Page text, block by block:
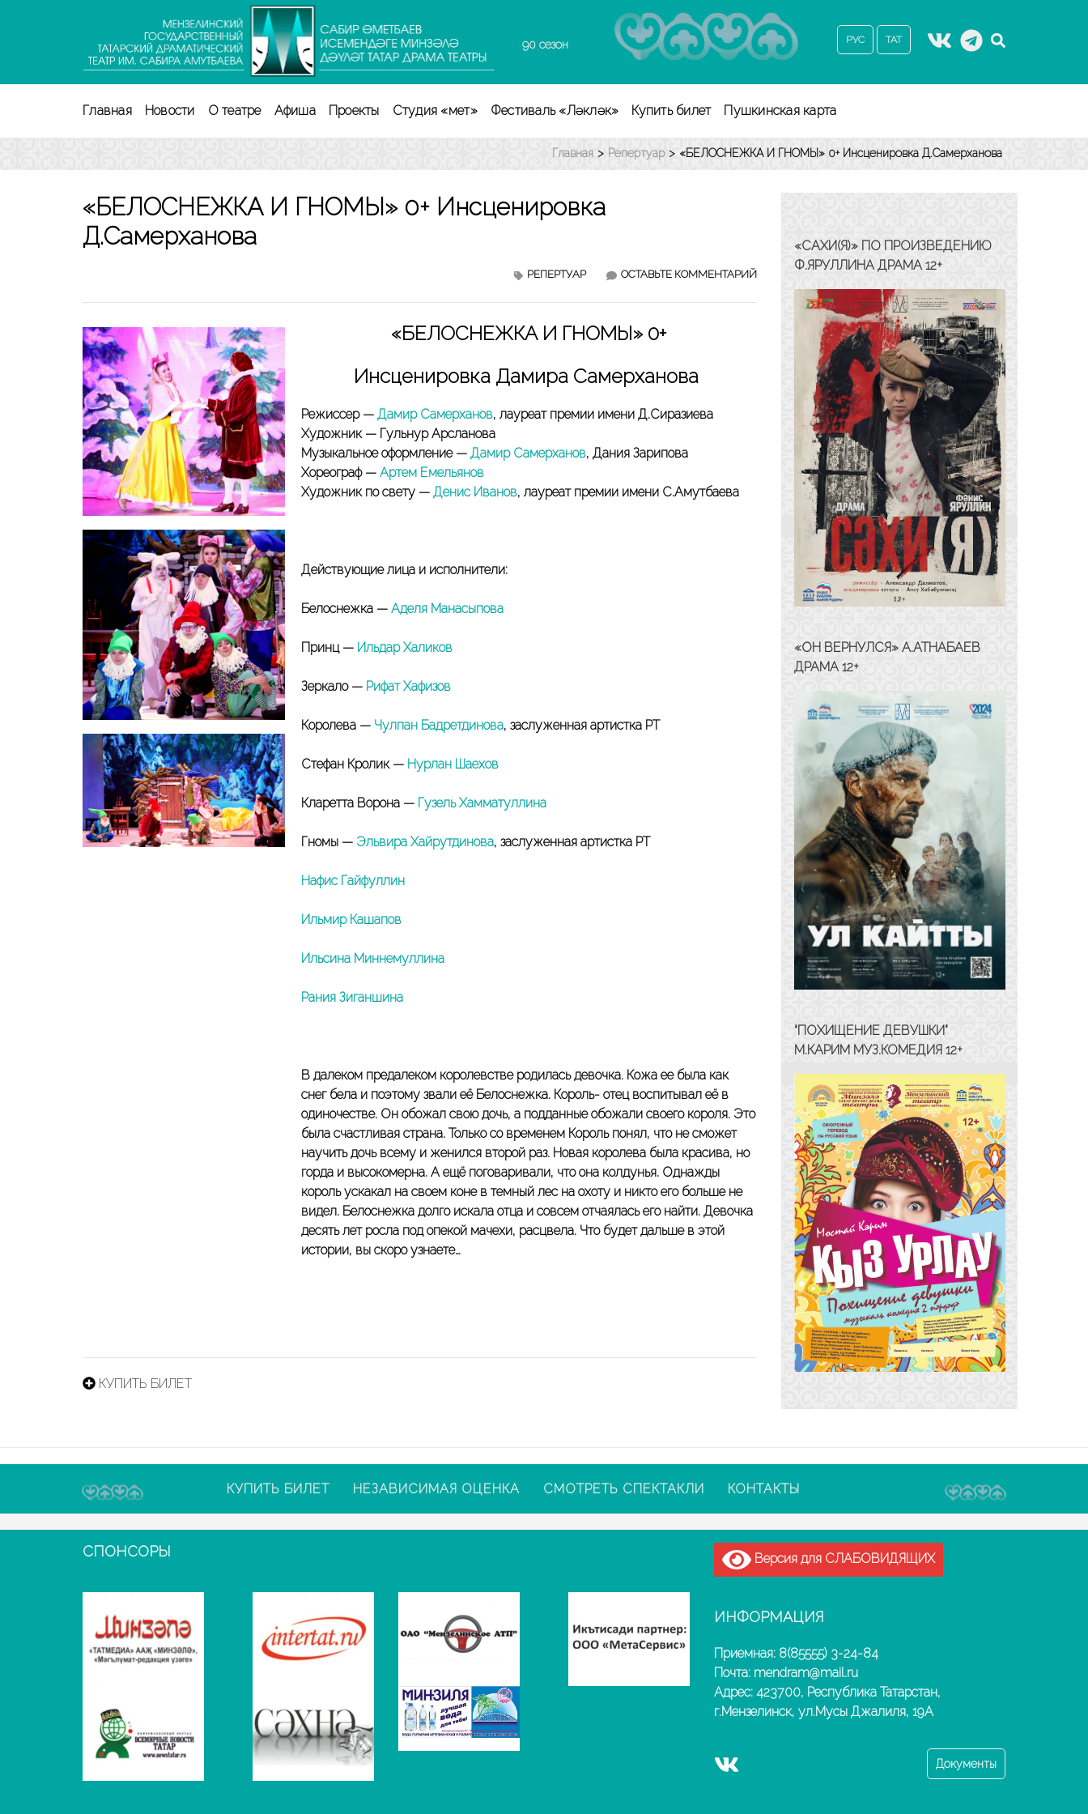
Enter)
90 сезон РУС ТАТ
Главная Новости О театре Афиша Проекты Студия «Өмет» Фестиваль «Ләкләк» Купить билет Пушкинская карта
Главная > Репертуар > «БЕЛОСНЕЖКА И ГНОМЫ» 0+ Инсценировка Д.Самерханова
«БЕЛОСНЕЖКА И ГНОМЫ» 0+ Инсценировка
Д.Самерханова
ОСТАВЬТЕ КОММЕНТАРИЙ«БЕЛОСНЕЖКА
ИНСЦЕНИРОВКА
Д.САМЕРХАНОВА
РЕПЕРТУАР
«БЕЛОСНЕЖКА И ГНОМЫ» 0+
Инсценировка Дамира Самерханова
Режиссер — Дамир Самерханов, лауреат премии имени Д.Сиразиева
Художник — Гульнур Арсланова
Музыкальное оформление —Дамир Самерханов, Дания Зарипова
Хореограф — Артем Емельянов
Художник по свету — Денис Иванов, лауреат премии имени С.Амутбаева
Действующие лица и исполнители:
Белоснежка — Аделя Манасыпова
Принц — Ильдар Халиков
Зеркало — Рифат Хафизов
Королева — Чулпан Бадретдинова, заслуженная артистка РТ
Стефан Кролик — Нурлан Шаехов
Кларетта Ворона — Гузель Хамматуллина
Гномы — Эльвира Хайрутдинова, заслуженная артистка РТ
Нафис Гайфуллин
Ильмир Кашапов
Ильсина Миннемуллина
Рания Зиганшина
В далеком предалеком королевстве родилась девочка. Кожа ее была как
снег бела и поэтому звали её Белоснежка. Король- отец воспитывал её в
одиночестве. Он обожал свою дочь, а подданные обожали своего короля. Это
была счастливая страна. Только со временем Король понял, что не сможет
научить дочь всему и женился второй раз. Новая королева была красива, но
горда и высокомерна. А ещё поговаривали, что она колдунья. Однажды
король ускакал на своем коне в темный лес на охоту и никто его больше не
видел. Белоснежка долго искала отца и совсем отчаялась его найти. Девочка
десять лет росла под опекой мачехи, расцвела. Что будет дальше в этой
истории, вы скоро узнаете…
КУПИТЬ БИЛЕТ
«САХИ(Я)» ПО ПРОИЗВЕДЕНИЮ
Ф.ЯРУЛЛИНА ДРАМА 12+
«ОН ВЕРНУЛСЯ» А.АТНАБАЕВ
ДРАМА 12+
“ПОХИЩЕНИЕ ДЕВУШКИ”
М.КАРИМ МУЗ.КОМЕДИЯ 12+
КУПИТЬ БИЛЕТ НЕЗАВИСИМАЯ ОЦЕНКА СМОТРЕТЬ СПЕКТАКЛИ КОНТАКТЫ
СПОНСОРЫ Версия для СЛАБОВИДЯЩИХ
ИНФОРМАЦИЯ
Приемная: 8(85555) 3-24-84
Почта: mendram@mail.ru
Адрес: 423700, Республика Татарстан,
г.Мензелинск, ул.Мусы Джалиля, 19А
Документы